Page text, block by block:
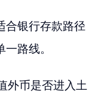
合银行存款路径
路线。
外币是否进入土